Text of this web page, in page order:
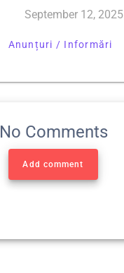
September 12, 2025
Anunțuri / Informări
No Comments
Add comment